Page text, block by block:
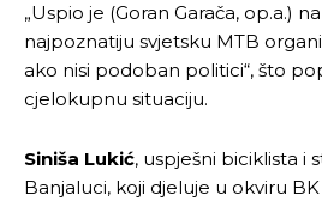
„Uspio je (Goran Garača, op.a.)
najpoznatiju svjetsku MTB
ako nisi podoban politici“, što
cjelokupnu situaciju.
Siniša Lukić, uspješni biciklista i
Banjaluci, koji djeluje u okviru